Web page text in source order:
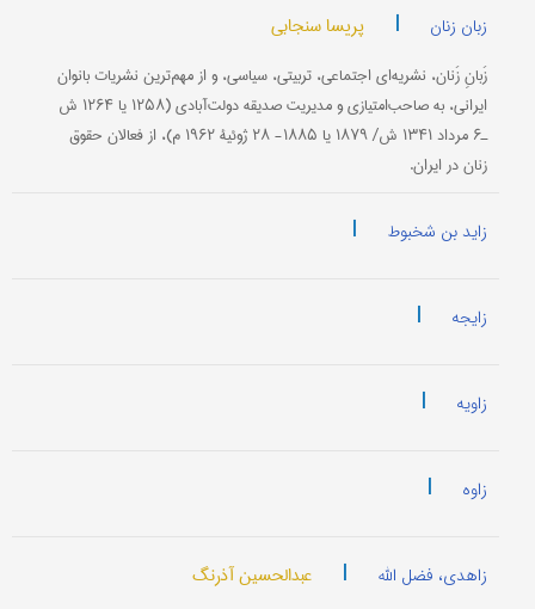
زبان زنان | پریسا سنجابی
زَبانِ زَنان، نشریه‌ای اجتماعی، تربیتی، سیاسی، و از مهم‌ترین نشریات بانوان
ایرانی، به صاحب‌امتیازی و مدیریت صدیقه دولت‌آبادی (۱۲۵۸ یا ۱۲۶۴ ش
ـ۶ مرداد ۱۳۴۱ ش/ ۱۸۷۹ یا ۱۸۸۵- ۲۸ ژوئیۀ ۱۹۶۲ م)، از فعالان حقوق
زنان در ایران.
زاید بن شخبوط |
زایجه |
زاویه |
زاوه |
زاهدی، فضل الله | عبدالحسین آذرنگ